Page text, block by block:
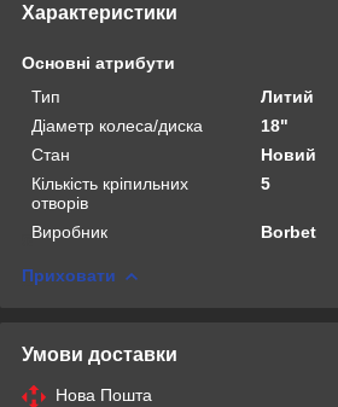
Характеристики
Основні атрибути
Тип
Литий
Діаметр колеса/диска
18"
Стан
Новий
Кількість кріпильних
отворів
5
Виробник Borbet
Приховати
Умови доставки
Нова Пошта